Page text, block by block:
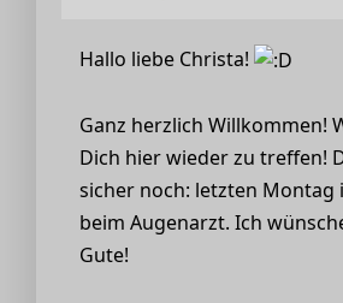
Hallo liebe Christa!
Ganz herzlich Willkommen!
Dich hier wieder zu treffen!
sicher noch: letzten Montag
beim Augenarzt. Ich
Gute!